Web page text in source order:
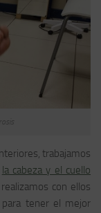
trabajamos
la cabeza y el cuello
con ellos
para tener el mejor